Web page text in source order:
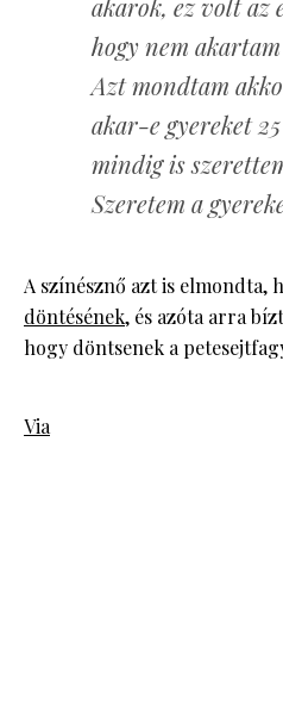
akarok, ez volt az
hogy nem
Azt mondtam
akar-e gyereket 25
mindig is
Szeretem a
A színésznő azt is elmondta,
döntésének, és azóta arra
hogy döntsenek a
Via